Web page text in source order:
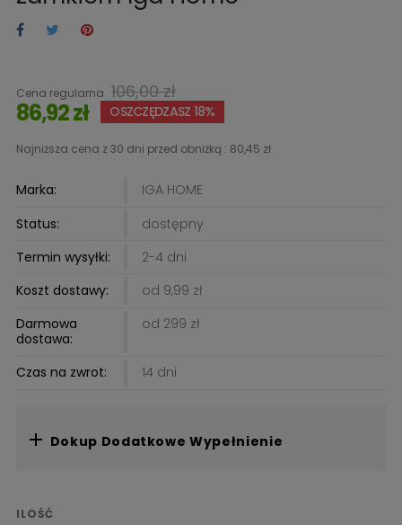
Cena regularna 106,00 zł
86,92 zł OSZCZĘDZASZ 18%
Najniższa cena z 30 dni przed obniżką : 80,45 zł
Marka:
IGA HOME
Status:
dostępny
Termin wysyłki:
2-4 dni
Koszt dostawy:
od 9,99 zł
Darmowa
dostawa:
od 299 zł
Czas na zwrot: 14 dni
 Dokup Dodatkowe Wypełnienie
ILOŚĆ